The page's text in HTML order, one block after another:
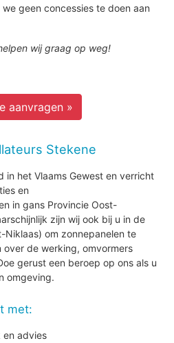
geen concessies te doen aan
wij graag op weg!
aanvragen »
Stekene
in het Vlaams Gewest en verricht
en
in gans Provincie Oost-
zijn wij ook bij u in de
Niklaas) om zonnepanelen te
de werking, omvormers
gerust een beroep op ons als u
omgeving.
met:
en advies